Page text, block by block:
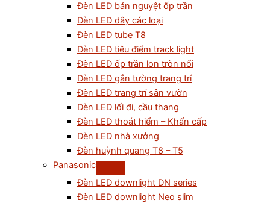
Đèn LED bán nguyệt ốp trần
Đèn LED dây các loại
Đèn LED tube T8
Đèn LED tiêu điểm track light
Đèn LED ốp trần lon tròn nổi
Đèn LED gắn tường trang trí
Đèn LED trang trí sân vườn
Đèn LED lối đi, cầu thang
Đèn LED thoát hiểm – Khẩn cấp
Đèn LED nhà xưởng
Đèn huỳnh quang T8 – T5
Panasonic
Đèn LED downlight DN series
Đèn LED downlight Neo slim